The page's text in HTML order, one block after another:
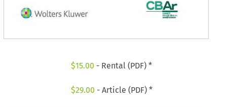
$15.00 - Rental (PDF) *
$29.00 - Article (PDF) *